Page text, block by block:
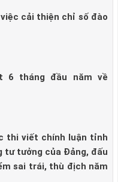
cải thiện chỉ số đào
6 tháng đầu năm về
thi viết chính luận tỉnh
tư tưởng của Đảng, đấu
sai trái, thù địch năm